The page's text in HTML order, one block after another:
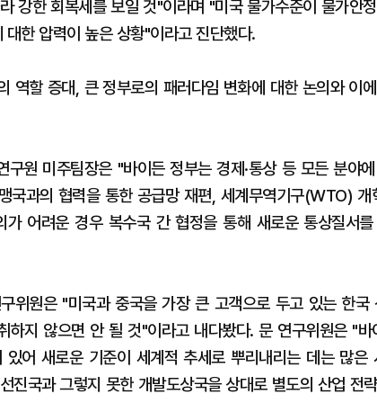
강한 회복세를 보일 것"이라며 "미국 물가수준이 물가안
대한 압력이 높은 상황"이라고 진단했다.
역할 증대, 큰 정부로의 패러다임 변화에 대한 논의와 이
구원 미주팀장은 "바이든 정부는 경제·통상 등 모든 분야
국과의 협력을 통한 공급망 재편, 세계무역기구(WTO) 개
가 어려운 경우 복수국 간 협정을 통해 새로운 통상질서
위원은 "미국과 중국을 가장 큰 고객으로 두고 있는 한
하지 않으면 안 될 것"이라고 내다봤다. 문 연구위원은 "바
있어 새로운 기준이 세계적 추세로 뿌리내리는 데는 많은
진국과 그렇지 못한 개발도상국을 상대로 별도의 산업 전